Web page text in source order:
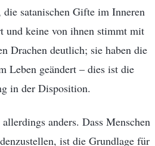
satanischen Gifte im Inneren
und keine von ihnen stimmt mit
Drachen deutlich; sie haben die
Leben geändert – dies ist die
in der Disposition.
anders. Dass Menschen
ist die Grundlage für